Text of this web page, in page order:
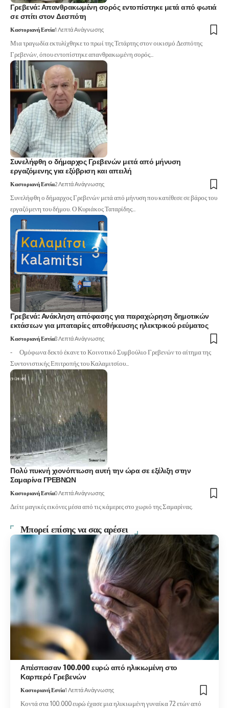
Γρεβενά: Απανθρακωμένη σορός εντοπίστηκε μετά από φωτιά
σε σπίτι στον Δεσπότη
Καστοριανή Εστία1 Λεπτά Ανάγνωσης
Μια τραγωδία εκτυλίχθηκε το πρωί της Τετάρτης στον οικισμό Δεσπότης
Γρεβενών, όπου εντοπίστηκε απανθρακωμένη σορός…
Συνελήφθη ο δήμαρχος Γρεβενών μετά από μήνυση
εργαζόμενης για εξύβριση και απειλή
Καστοριανή Εστία2 Λεπτά Ανάγνωσης
Συνελήφθη ο δήμαρχος Γρεβενών μετά από μήνυση που κατέθεσε σε βάρος του
εργαζόμενη του δήμου. Ο Κυριάκος Ταταρίδης…
Γρεβενά: Ανάκληση απόφασης για παραχώρηση δημοτικών
εκτάσεων για μπαταρίες αποθήκευσης ηλεκτρικού ρεύματος
Καστοριανή Εστία8 Λεπτά Ανάγνωσης
- Ομόφωνα δεκτό έκανε το Κοινοτικό Συμβούλιο Γρεβενών το αίτημα της
Συντονιστικής Επιτροπής του Καλαμιτσίου…
Πολύ πυκνή χιονόπτωση αυτή την ώρα σε εξέλιξη στην
Σαμαρίνα ΓΡΕΒΝΩΝ
Καστοριανή Εστία0 Λεπτά Ανάγνωσης
Δείτε μαγικές εικόνες μέσα από τις κάμερες στο χωριό της Σαμαρίνας.
Μπορεί επίσης να σας αρέσει
Απέσπασαν 100.000 ευρώ από ηλικιωμένη στο
Καρπερό Γρεβενών
Καστοριανή Εστία1 Λεπτά Ανάγνωσης
Κοντά στα 100.000 ευρώ έχασε μια ηλικιωμένη γυναίκα 72 ετών από